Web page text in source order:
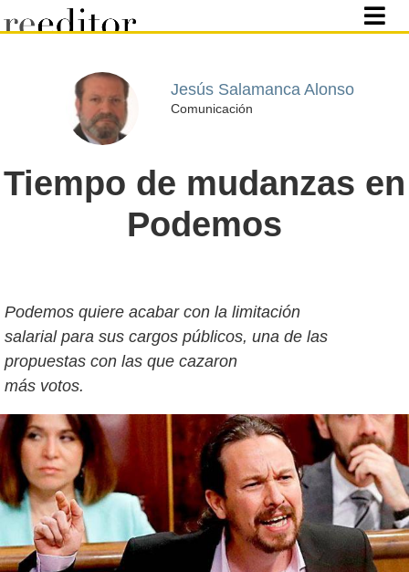
Jesús Salamanca Alonso
Comunicación
Tiempo de mudanzas en
Podemos
Podemos quiere acabar con la limitación
salarial para sus cargos públicos, una de las
propuestas con las que cazaron
más votos.